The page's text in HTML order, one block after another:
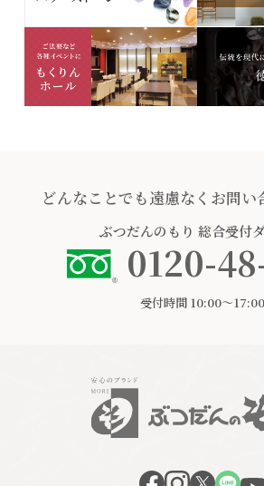
どんなことでも遠慮なくお問い
ぶつだんのもり 総合受付
0120-
受付時間 10:00〜17:00